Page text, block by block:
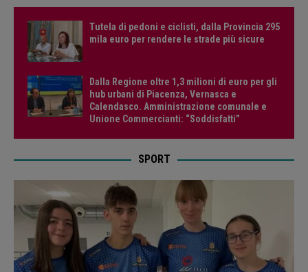
Tutela di pedoni e ciclisti, dalla Provincia 295
mila euro per rendere le strade più sicure
Dalla Regione oltre 1,3 milioni di euro per gli
hub urbani di Piacenza, Vernasca e
Calendasco. Amministrazione comunale e
Unione Commercianti: “Soddisfatti”
SPORT